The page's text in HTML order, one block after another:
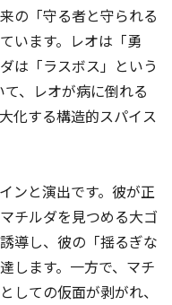
の「守る者と守られる
います。レオは「勇
は「ラスボス」という
、レオが病に倒れる
化する構造的スパイス
ンと演出です。彼が正
チルダを見つめる大ゴ
導し、彼の「揺るぎな
します。一方で、マチ
しての仮面が剥がれ、